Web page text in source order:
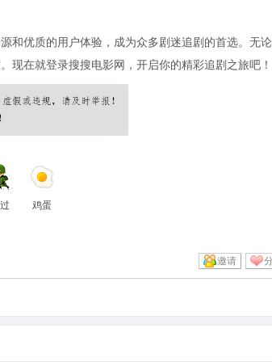
和优质的用户体验，成为众多剧迷追剧的首选。无
现在就登录搜搜电影网，开启你的精彩追剧之旅吧！
鸡蛋
邀请